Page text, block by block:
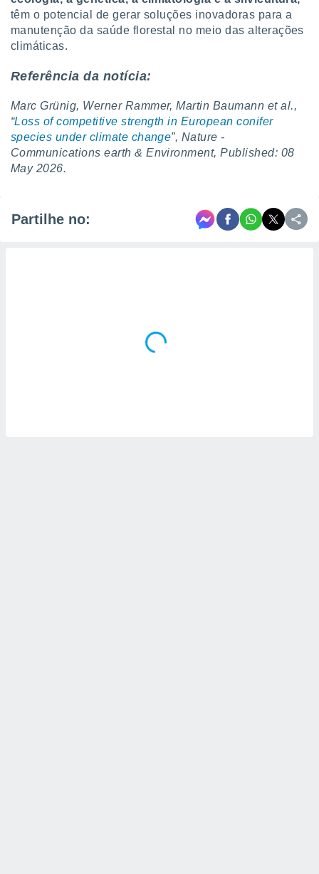
têm o potencial de gerar soluções inovadoras para a
manutenção da saúde florestal no meio das alterações
climáticas.
Referência da notícia:
Marc Grünig, Werner Rammer, Martin Baumann et al.,
“Loss of competitive strength in European conifer
species under climate change”, Nature -
Communications earth & Environment, Published: 08
May 2026.
Partilhe no: